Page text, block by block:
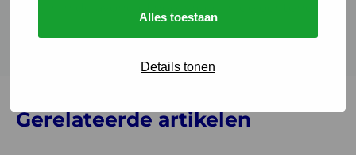
Alles toestaan
Details tonen
Gerelateerde artikelen